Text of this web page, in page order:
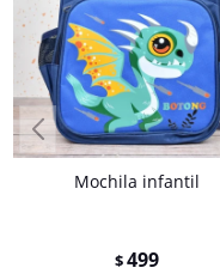
Mochila infantil
$499